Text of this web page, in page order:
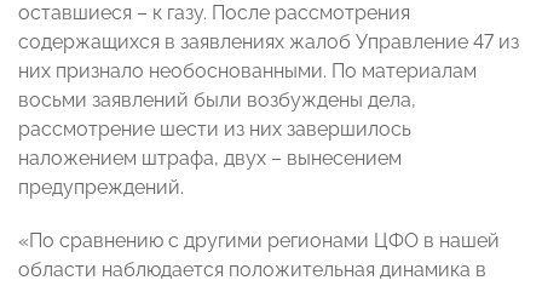
оставшиеся – к газу. После рассмотрения
содержащихся в заявлениях жалоб Управление 47 из
них признало необоснованными. По материалам
восьми заявлений были возбуждены дела,
рассмотрение шести из них завершилось
наложением штрафа, двух – вынесением
предупреждений.
«По сравнению с другими регионами ЦФО в нашей
области наблюдается положительная динамика в